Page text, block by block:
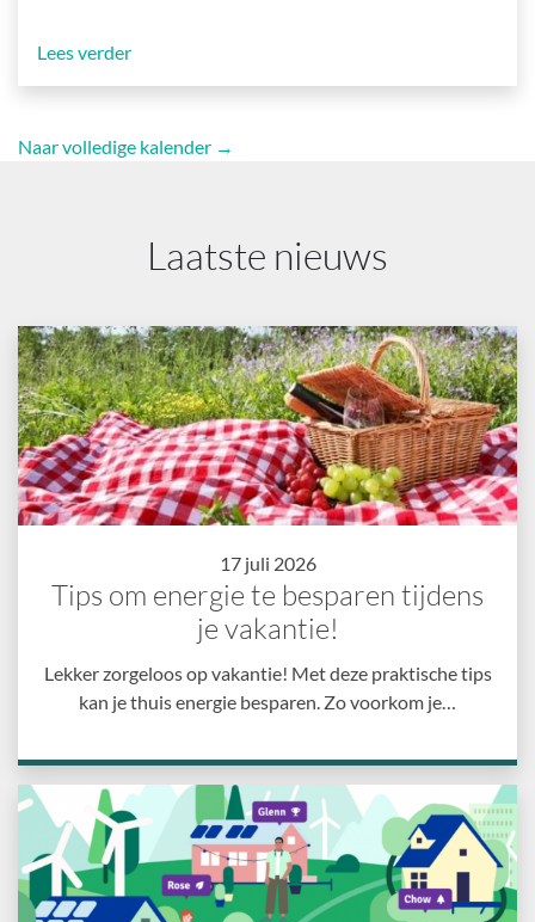
Lees verder
Naar volledige kalender →
Laatste nieuws
17 juli 2026
Tips om energie te besparen tijdens
je vakantie!
Lekker zorgeloos op vakantie! Met deze praktische tips
kan je thuis energie besparen. Zo voorkom je…